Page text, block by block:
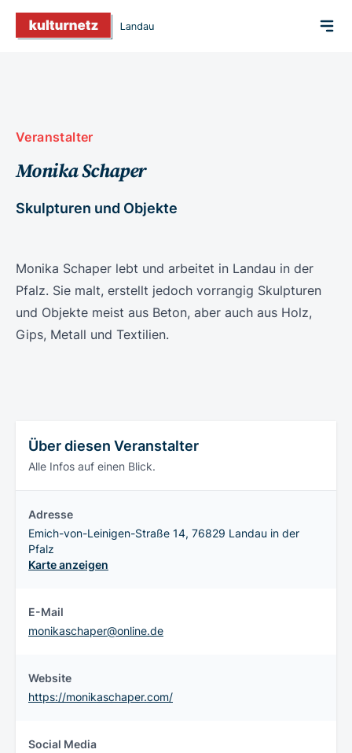
Veranstalter
Monika Schaper
Skulpturen und Objekte
Monika Schaper lebt und arbeitet in Landau in der
Pfalz. Sie malt, erstellt jedoch vorrangig Skulpturen
und Objekte meist aus Beton, aber auch aus Holz,
Gips, Metall und Textilien.
Über diesen Veranstalter
Alle Infos auf einen Blick.
Adresse
Emich-von-Leinigen-Straße 14, 76829 Landau in der
Pfalz
Karte anzeigen
E-Mail
monikaschaper@online.de
Website
https://monikaschaper.com/
Social Media